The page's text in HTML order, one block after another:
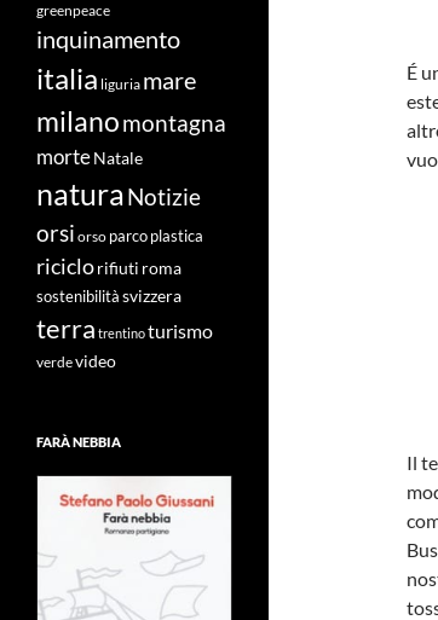
É
Il
greenpeace
inquinamento
italia liguria mare
milanomontagna
morteNatale
naturaNotizie
orsi orso parco plastica
riciclorifiuti roma
sostenibilità svizzera
terra trentinoturismo
verdevideo
FARÀ NEBBIA